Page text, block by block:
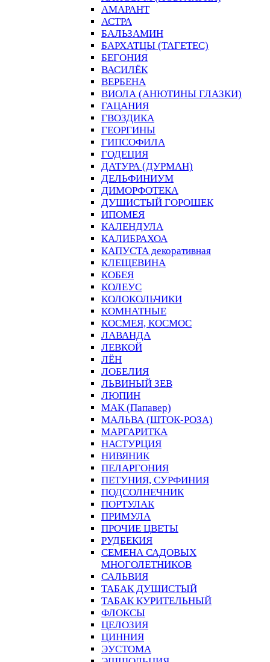
АМАРАНТ
АСТРА
БАЛЬЗАМИН
БАРХАТЦЫ (ТАГЕТЕС)
БЕГОНИЯ
ВАСИЛЁК
ВЕРБЕНА
ВИОЛА (АНЮТИНЫ ГЛАЗКИ)
ГАЦАНИЯ
ГВОЗДИКА
ГЕОРГИНЫ
ГИПСОФИЛА
ГОДЕЦИЯ
ДАТУРА (ДУРМАН)
ДЕЛЬФИНИУМ
ДИМОРФОТЕКА
ДУШИСТЫЙ ГОРОШЕК
ИПОМЕЯ
КАЛЕНДУЛА
КАЛИБРАХОА
КАПУСТА декоративная
КЛЕЩЕВИНА
КОБЕЯ
КОЛЕУС
КОЛОКОЛЬЧИКИ
КОМНАТНЫЕ
КОСМЕЯ, КОСМОС
ЛАВАНДА
ЛЕВКОЙ
ЛЁН
ЛОБЕЛИЯ
ЛЬВИНЫЙ ЗЕВ
ЛЮПИН
МАК (Папавер)
МАЛЬВА (ШТОК-РОЗА)
МАРГАРИТКА
НАСТУРЦИЯ
НИВЯНИК
ПЕЛАРГОНИЯ
ПЕТУНИЯ, СУРФИНИЯ
ПОДСОЛНЕЧНИК
ПОРТУЛАК
ПРИМУЛА
ПРОЧИЕ ЦВЕТЫ
РУДБЕКИЯ
СЕМЕНА САДОВЫХ
МНОГОЛЕТНИКОВ
САЛЬВИЯ
ТАБАК ДУШИСТЫЙ
ТАБАК КУРИТЕЛЬНЫЙ
ФЛОКСЫ
ЦЕЛОЗИЯ
ЦИННИЯ
ЭУСТОМА